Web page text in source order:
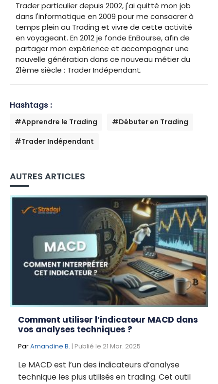
Trader particulier depuis 2002, j'ai quitté mon job
dans l'informatique en 2009 pour me consacrer à
temps plein au Trading et vivre de cette activité
en voyageant. En 2012 je fonde EnBourse, afin de
partager mon expérience et accompagner une
nouvelle génération dans ce nouveau métier du
21ème siècle : Trader Indépendant.
Hashtags :
#Apprendre le Trading
#Débuter en Trading
#Trader Indépendant
AUTRES ARTICLES
Comment utiliser l’indicateur MACD dans
vos analyses techniques ?
ParAmandine B. | Publié le 21 Mar. 2025
Le MACD est l’un des indicateurs d’analyse
technique les plus utilisés en trading. Cet outil